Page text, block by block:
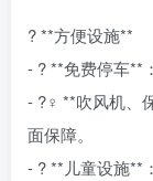
? **方便设施**
- ? **免费停车**
- ?‍♀️ **吹风机、
面保障。
- ? **儿童设施**